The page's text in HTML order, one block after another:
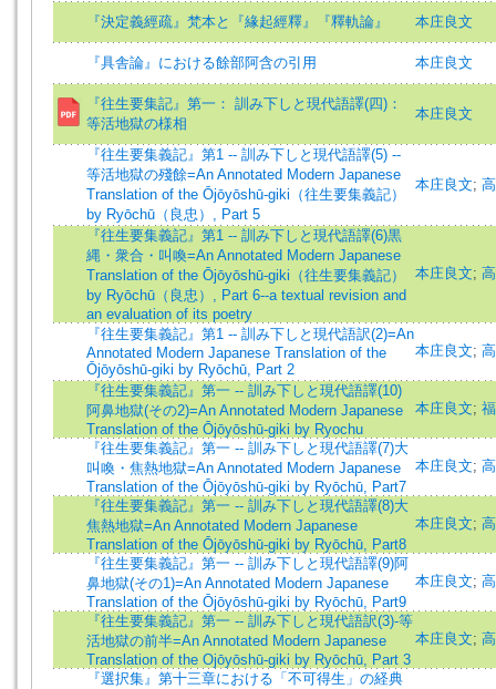
『決定義經疏』梵本と『緣起經釋』『釋軌論』 本庄良文
『具舎論』における餘部阿含の引用 本庄良文
『往生要集記』第一： 訓み下しと現代語譯(四)：
等活地獄の様相
本庄良文
『往生要集義記』第1 -- 訓み下しと現代語譯(5) --
等活地獄の殘餘=An Annotated Modern Japanese
Translation of the Ōjōyōshū-giki（往生要集義記）
by Ryōchū（良忠）, Part 5
本庄良文;
『往生要集義記』第1 -- 訓み下しと現代語譯(6)黒
縄・衆合・叫喚=An Annotated Modern Japanese
Translation of the Ōjōyōshū-giki（往生要集義記）
by Ryōchū（良忠）, Part 6--a textual revision and
an evaluation of its poetry
本庄良文;
『往生要集義記』第1 -- 訓み下しと現代語訳(2)=An
Annotated Modern Japanese Translation of the
Ōjōyōshū-giki by Ryōchū, Part 2
本庄良文;
『往生要集義記』第一 -- 訓み下しと現代語譯(10)
阿鼻地獄(その2)=An Annotated Modern Japanese
Translation of the Ōjōyōshū-giki by Ryochu
本庄良文;
『往生要集義記』第一 -- 訓み下しと現代語譯(7)大
叫喚・焦熱地獄=An Annotated Modern Japanese
Translation of the Ōjōyōshū-giki by Ryōchū, Part7
本庄良文;
『往生要集義記』第一 -- 訓み下しと現代語譯(8)大
焦熱地獄=An Annotated Modern Japanese
Translation of the Ōjōyōshū-giki by Ryōchū, Part8
本庄良文;
『往生要集義記』第一 -- 訓み下しと現代語譯(9)阿
鼻地獄(その1)=An Annotated Modern Japanese
Translation of the Ōjōyōshū-giki by Ryōchū, Part9
本庄良文;
『往生要集義記』第一 -- 訓み下しと現代語訳(3)-等
活地獄の前半=An Annotated Modern Japanese
Translation of the Ojōyōshū-giki by Ryōchū, Part 3
本庄良文;
『選択集』第十三章における「不可得生」の経典